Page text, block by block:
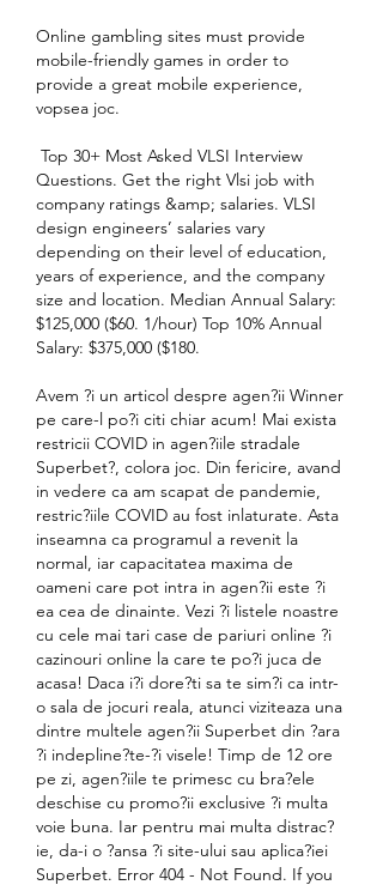
Online gambling sites must provide
mobile-friendly games in order to
provide a great mobile experience,
vopsea joc.
Questions. Get the right Vlsi job with
company ratings &amp; salaries. VLSI
design engineers’ salaries vary
depending on their level of education,
years of experience, and the company
size and location. Median Annual Salary:
$125,000 ($60. 1/hour) Top 10% Annual
Salary: $375,000 ($180.
Avem ?i un articol despre agen?ii Winner
pe care-l po?i citi chiar acum! Mai exista
restricii COVID in agen?iile stradale
Superbet?, colora joc. Din fericire, avand
in vedere ca am scapat de pandemie,
restric?iile COVID au fost inlaturate. Asta
inseamna ca programul a revenit la
normal, iar capacitatea maxima de
oameni care pot intra in agen?ii este ?i
ea cea de dinainte. Vezi ?i listele noastre
cu cele mai tari case de pariuri online ?i
cazinouri online la care te po?i juca de
acasa! Daca i?i dore?ti sa te sim?i ca intr-
o sala de jocuri reala, atunci viziteaza una
dintre multele agen?ii Superbet din ?ara
?i indepline?te-?i visele! Timp de 12 ore
pe zi, agen?iile te primesc cu bra?ele
deschise cu promo?ii exclusive ?i multa
voie buna. Iar pentru mai multa distrac?
ie, da-i o ?ansa ?i site-ului sau aplica?iei
Superbet. Error 404 - Not Found. If you